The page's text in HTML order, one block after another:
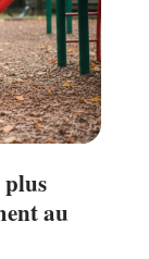
plus
au